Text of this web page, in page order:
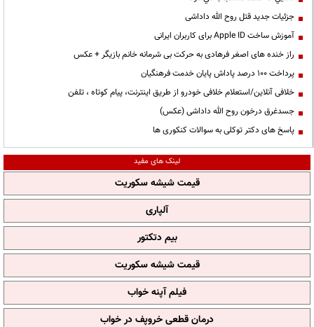
جزئیات جدید قتل روح الله داداشی
آموزش ساخت Apple ID برای کاربران ایرانی
راز خنده های اصغر فرهادی به حرکت بی شرمانه خانم بازیگر + عکس
پرداخت ۱۰۰ درصد پاداش پایان خدمت فرهنگیان
خلافی آنلاین/استعلام خلافی خودرو از طریق اینترنت، پیام کوتاه ، تلفن
جسدغرق درخون روح الله داداشی (عکس)
پاسخ های دکتر توکلی به سوالات کنکوری ها
لینک های مفید
قیمت شیشه سکوریت
آلپاری
بیم دتکتور
قیمت شیشه سکوریت
فیلم آپنه خواب
درمان قطعی خروپف در خواب